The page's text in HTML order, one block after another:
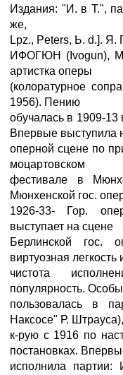
Издания: "И. в Т.",
же,
Lpz., Peters, Ь. d.]. Я.
ИФОГЮН (Ivogun),
артистка оперы
(колоратурное
1956). Пению
обучалась в 1909-
Впервые выступила
оперной сцене по
моцартовском
фестивале в
Мюнхенской гос.
1926-33- Гор.
выступает на сцене
Берлинской гос.
виртуозная легкость
чистота
популярность.
пользовалась в
Наксосе" Р. Штрауса),
к-рую с 1916 по
постановках.
исполнила партии: